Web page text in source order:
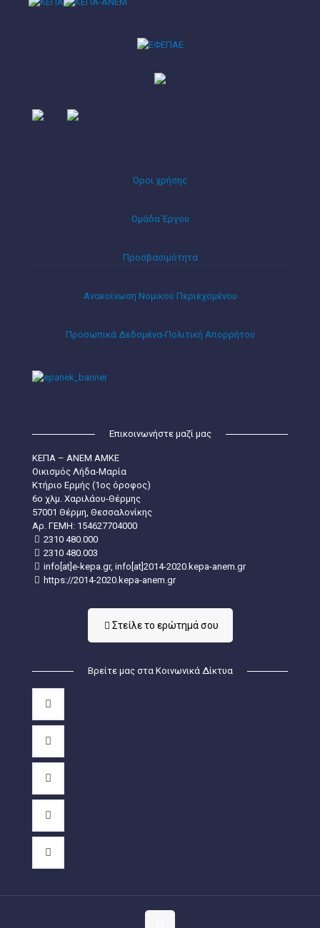
Όροι χρήσης
Ομάδα Έργου
Προσβασιμότητα
Ανακοίνωση Νομικού Περιεχομένου
Προσωπικά Δεδομένα-Πολιτική Απορρήτου
Επικοινωνήστε μαζί μας
ΚΕΠΑ – ΑΝΕΜ ΑΜΚΕ
Οικισμός Λήδα-Μαρία
Κτήριο Ερμής (1ος όροφος)
6ο χλμ. Χαριλάου-Θέρμης
57001 Θέρμη, Θεσσαλονίκης
Aρ. ΓΕΜΗ: 154627704000
2310 480.000
2310 480.003
info[at]e-kepa.gr, info[at]2014-2020.kepa-anem.gr
https://2014-2020.kepa-anem.gr
Στείλε τo ερώτημά σου
Βρείτε μας στα Κοινωνικά Δίκτυα